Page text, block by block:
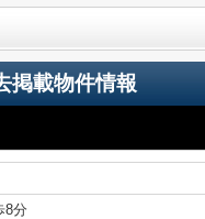
掲載物件情報
8分